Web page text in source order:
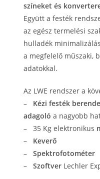
színeket és
Együtt a festék
az egész termelési
hulladék
a megfelelő műszaki,
adatokkal.
Az LWE rendszer a
– Kézi festék
adagoló a nagyobb
– 35 Kg elektronikus
– Keverő
– Spektrofotométer
– SzoftverLechler